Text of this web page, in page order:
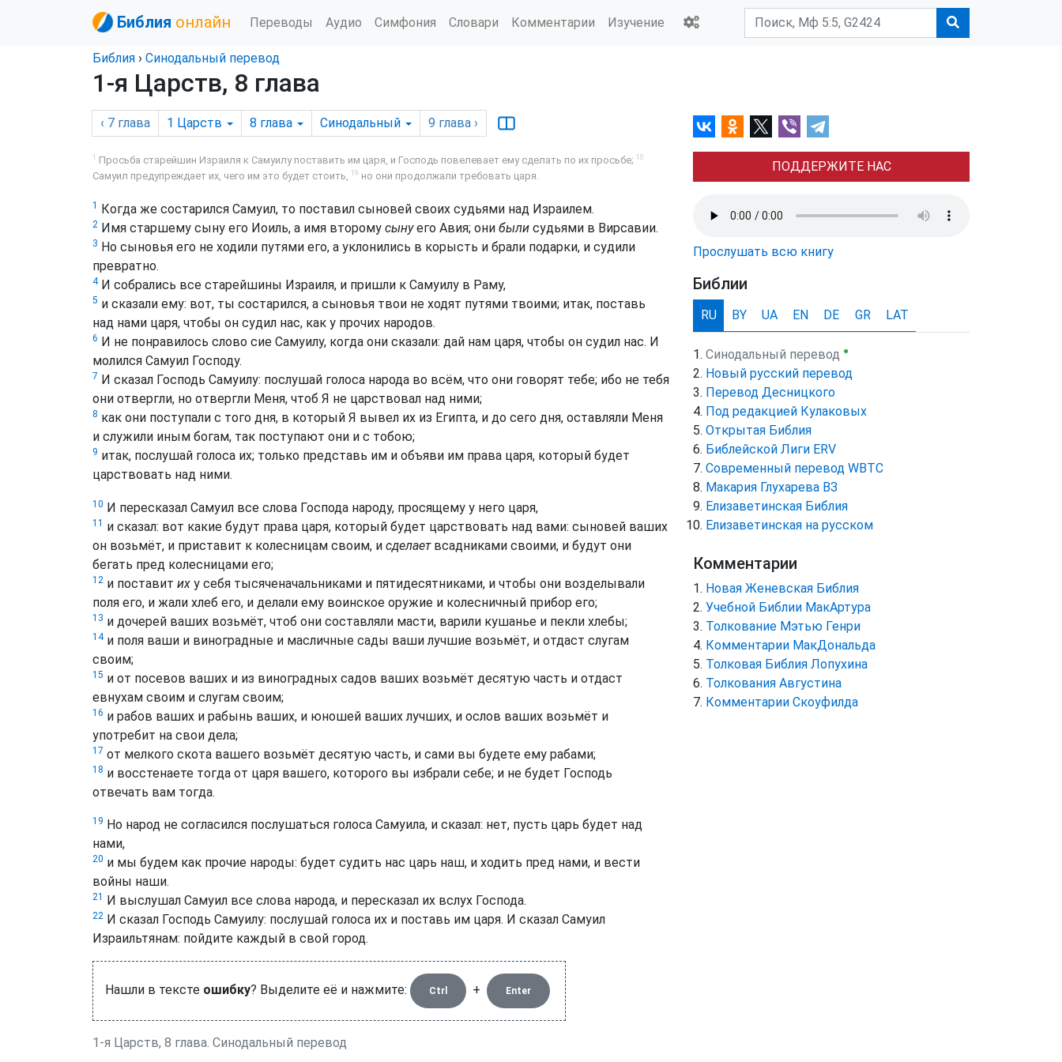
Библия онлайн Переводы Аудио Симфония Словари Комментарии Изучение
Библия › Синодальный перевод
1-я Царств, 8 глава
‹ 7 глава 1 Царств 8 глава Синодальный 9 глава ›
1 Просьба старейшин Израиля к Самуилу поставить им царя, и Господь повелевает ему сделать по их просьбе; 10
Самуил предупреждает их, чего им это будет стоить, 19 но они продолжали требовать царя.
1 Когда же состарился Самуил, то поставил сыновей своих судьями над Израилем.
2 Имя старшему сыну его Иоиль, а имя второму сынуего Авия; они были судьями в Вирсавии.
3 Но сыновья его не ходили путями его, а уклонились в корысть и брали подарки, и судили
превратно.
4И собрались все старейшины Израиля, и пришли к Самуилу в Раму,
5 и сказали ему: вот, ты состарился, а сыновья твои не ходят путями твоими; итак, поставь
над нами царя, чтобы он судил нас, как у прочих народов.
6 И не понравилось слово сие Самуилу, когда они сказали: дай нам царя, чтобы он судил нас. И
молился Самуил Господу.
7 И сказал Господь Самуилу: послушай голоса народа во всём, что они говорят тебе; ибо не тебя
они отвергли, но отвергли Меня, чтоб Я не царствовал над ними;
8 как они поступали с того дня, в который Я вывел их из Египта, и до сего дня, оставляли Меня
и служили иным богам, так поступают они и с тобою;
9 итак, послушай голоса их; только представь им и объяви им права царя, который будет
царствовать над ними.
10 И пересказал Самуил все слова Господа народу, просящему у него царя,
11 и сказал: вот какие будут права царя, который будет царствовать над вами: сыновей ваших
он возьмёт, и приставит к колесницам своим, и сделаетвсадниками своими, и будут они
бегать пред колесницами его;
12 и поставит их у себя тысяченачальниками и пятидесятниками, и чтобы они возделывали
поля его, и жали хлеб его, и делали ему воинское оружие и колесничный прибор его;
13 и дочерей ваших возьмёт, чтоб они составляли масти, варили кушанье и пекли хлебы;
14и поля ваши и виноградные и масличные сады ваши лучшие возьмёт, и отдаст слугам
своим;
15 и от посевов ваших и из виноградных садов ваших возьмёт десятую часть и отдаст
евнухам своим и слугам своим;
16 и рабов ваших и рабынь ваших, и юношей ваших лучших, и ослов ваших возьмёт и
употребит на свои дела;
17 от мелкого скота вашего возьмёт десятую часть, и сами вы будете ему рабами;
18 и восстенаете тогда от царя вашего, которого вы избрали себе; и не будет Господь
отвечать вам тогда.
19 Но народ не согласился послушаться голоса Самуила, и сказал: нет, пусть царь будет над
нами,
20 и мы будем как прочие народы: будет судить нас царь наш, и ходить пред нами, и вести
войны наши.
21 И выслушал Самуил все слова народа, и пересказал их вслух Господа.
22 И сказал Господь Самуилу: послушай голоса их и поставь им царя. И сказал Самуил
Израильтянам: пойдите каждый в свой город.
Нашли в тексте ошибку? Выделите её и нажмите: Ctrl + Enter
1-я Царств, 8 глава. Синодальный перевод
ПОДДЕРЖИТЕ НАС
Прослушать всю книгу
Библии
RU BY UA EN DE GR LAT
Синодальный перевод ●
Новый русский перевод
Перевод Десницкого
Под редакцией Кулаковых
Открытая Библия
Библейской Лиги ERV
Cовременный перевод WBTC
Макария Глухарева ВЗ
Елизаветинская Библия
Елизаветинская на русском
Комментарии
Новая Женевская Библия
Учебной Библии МакАртура
Толкование Мэтью Генри
Комментарии МакДональда
Толковая Библия Лопухина
Толкования Августина
Комментарии Скоуфилда